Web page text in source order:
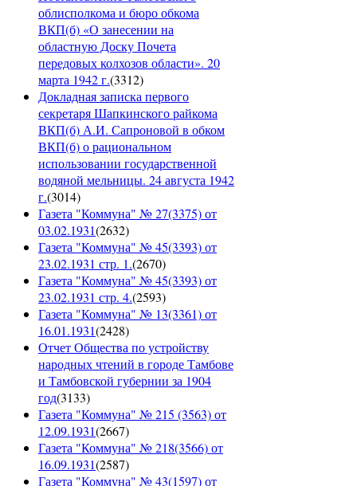
облисполкома и бюро обкома
ВКП(б) «О занесении на
областную Доску Почета
передовых колхозов области». 20
марта 1942 г.(3312)
Докладная записка первого
секретаря Шапкинского райкома
ВКП(б) А.И. Сапроновой в обком
ВКП(б) о рациональном
использовании государственной
водяной мельницы. 24 августа 1942
г.(3014)
Газета "Коммуна" № 27(3375) от
03.02.1931(2632)
Газета "Коммуна" № 45(3393) от
23.02.1931 стр. 1.(2670)
Газета "Коммуна" № 45(3393) от
23.02.1931 стр. 4.(2593)
Газета "Коммуна" № 13(3361) от
16.01.1931(2428)
Отчет Общества по устройству
народных чтений в городе Тамбове
и Тамбовской губернии за 1904
год(3133)
Газета "Коммуна" № 215 (3563) от
12.09.1931(2667)
Газета "Коммуна" № 218(3566) от
16.09.1931(2587)
Газета "Коммуна" № 43(1597) от